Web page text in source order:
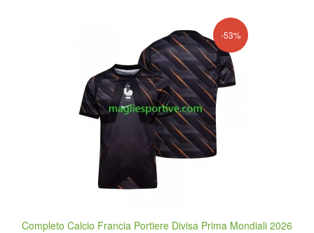
-53%
Completo Calcio Francia Portiere Divisa Prima Mondiali 2026